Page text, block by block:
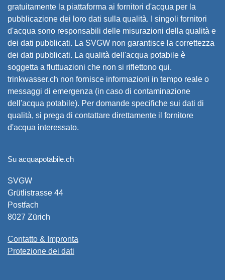
gratuitamente la piattaforma ai fornitori d'acqua per la
pubblicazione dei loro dati sulla qualità. I singoli fornitori
d'acqua sono responsabili delle misurazioni della qualità e
dei dati pubblicati. La SVGW non garantisce la correttezza
dei dati pubblicati. La qualità dell'acqua potabile è
soggetta a fluttuazioni che non si riflettono qui.
trinkwasser.ch non fornisce informazioni in tempo reale o
messaggi di emergenza (in caso di contaminazione
dell'acqua potabile). Per domande specifiche sui dati di
qualità, si prega di contattare direttamente il fornitore
d'acqua interessato.
Su acquapotabile.ch
SVGW
Grütlistrasse 44
Postfach
8027 Zürich
Contatto & Impronta
Protezione dei dati